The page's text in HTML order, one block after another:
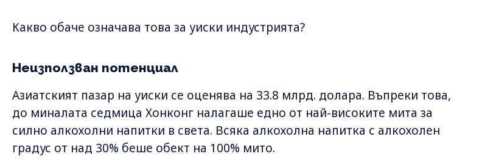
Какво обаче означава това за уиски индустрията?
Неизползван потенциал
Азиатският пазар на уиски се оценява на 33.8 млрд. долара. Въпреки това,
до миналата седмица Хонконг налагаше едно от най-високите мита за
силно алкохолни напитки в света. Всяка алкохолна напитка с алкохолен
градус от над 30% беше обект на 100% мито.